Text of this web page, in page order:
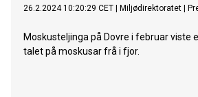
26.2.2024 10:20:29 CET Miljødirektoratet
Moskusteljinga på Dovre i februar viste
talet på moskusar frå i fjor.